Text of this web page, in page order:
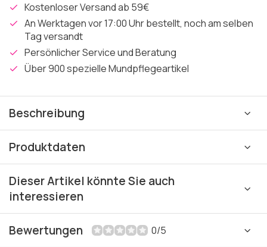
Kostenloser Versand ab 59€
An Werktagen vor 17:00 Uhr bestellt, noch am selben
Tag versandt
Persönlicher Service und Beratung
Über 900 spezielle Mundpflegeartikel
Beschreibung
Produktdaten
Dieser Artikel könnte Sie auch
interessieren
Bewertungen 0/5